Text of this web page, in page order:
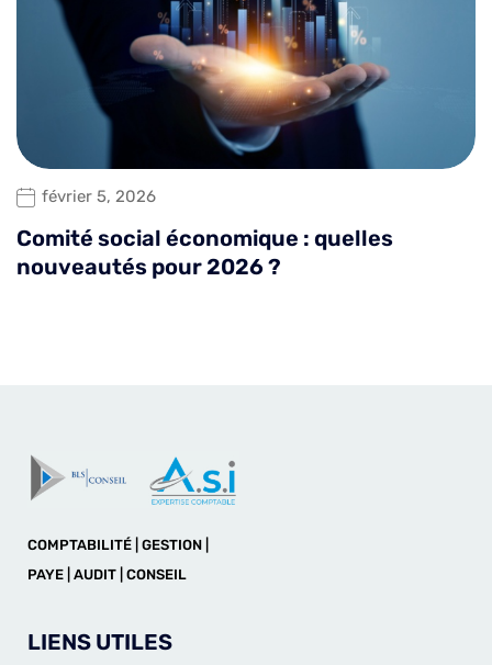
février 5, 2026
Comité social économique : quelles
nouveautés pour 2026 ?
COMPTABILITÉ | GESTION |
PAYE | AUDIT | CONSEIL
LIENS UTILES